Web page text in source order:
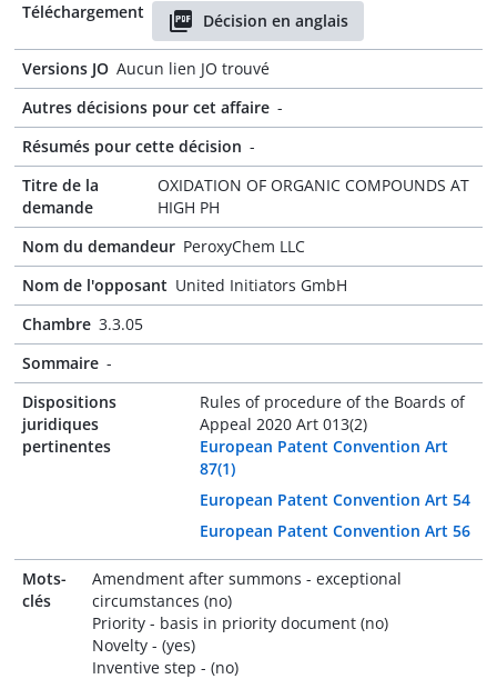
Téléchargement
Décision en anglais
Versions JO Aucun lien JO trouvé
Autres décisions pour cet affaire -
Résumés pour cette décision -
Titre de la
demande
OXIDATION OF ORGANIC COMPOUNDS AT
HIGH PH
Nom du demandeur PeroxyChem LLC
Nom de l'opposant United Initiators GmbH
Chambre 3.3.05
Sommaire -
Dispositions
juridiques
pertinentes
Rules of procedure of the Boards of
Appeal 2020 Art 013(2)
European Patent Convention Art
87(1)
European Patent Convention Art 54
European Patent Convention Art 56
Mots-
clés
Amendment after summons - exceptional
circumstances (no)
Priority - basis in priority document (no)
Novelty - (yes)
Inventive step - (no)